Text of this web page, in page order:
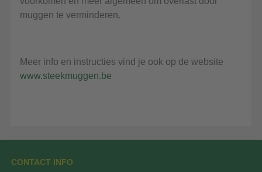
muggen te verminderen.
Meer info en instructies vind je ook op de website
www.steekmuggen.be
CONTACT INFO